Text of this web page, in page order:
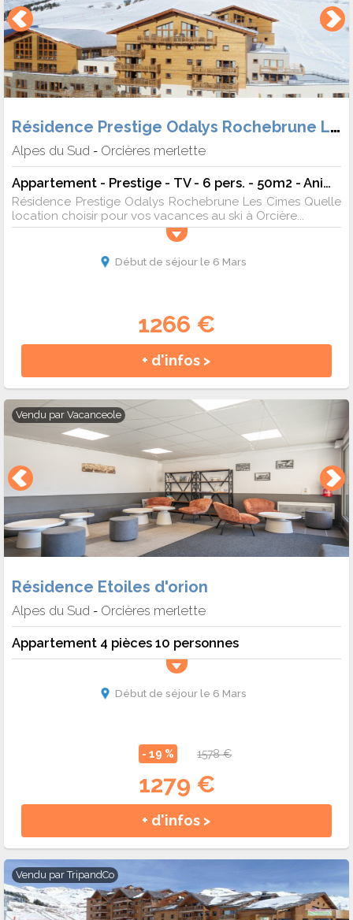
Résidence Prestige Odalys Rochebrune Les Cimes
Alpes du Sud - Orcières merlette
Appartement - Prestige - TV - 6 pers. - 50m2 - Animaux admis
Résidence Prestige Odalys Rochebrune Les Cimes Quelle
location choisir pour vos vacances au ski à Orcière...
Début de séjour le 6 Mars
1266 €
+ d'infos >
Vendu par Vacanceole
Résidence Etoiles d'orion
Alpes du Sud - Orcières merlette
Appartement 4 pièces 10 personnes
Début de séjour le 6 Mars
- 19 % 1578 €
1279 €
+ d'infos >
Vendu parTripandCo